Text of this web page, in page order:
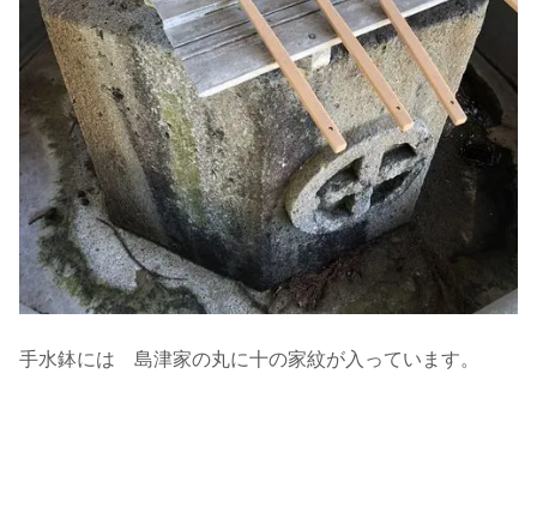
手水鉢には 島津家の丸に十の家紋が入っています。